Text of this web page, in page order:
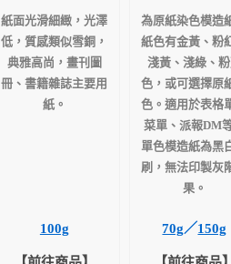
紙面光滑細緻，光澤
低，質感類似雪銅，
典雅高尚，畫刊圖
冊、書籍雜誌主要用
紙。
100g
為原紙染色模造
紙色有金黃、粉
淺黃、淺綠、
色，或可選擇原
色。適用於表格
菜單、派報DM
單色模造紙為黑
刷，無法印製灰
果。
70g／150g